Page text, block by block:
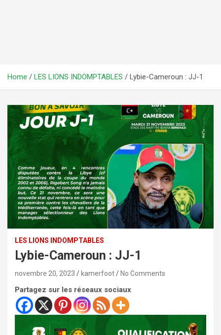
Home LES LIONS INDOMPTABLES Lybie-Cameroun : JJ-1
LES LIONS INDOMPTABLES
Lybie-Cameroun : JJ-1
novembre 20, 2023 kamerfoot No Comments
Partagez sur les réseaux sociaux